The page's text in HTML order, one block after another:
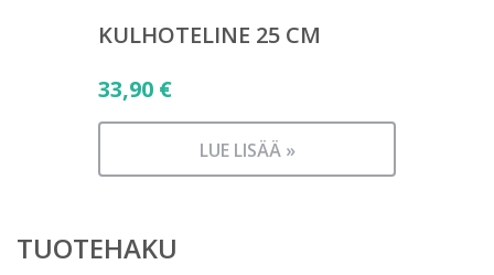
KULHOTELINE 25 CM
33,90 €
LUE LISÄÄ »
TUOTEHAKU